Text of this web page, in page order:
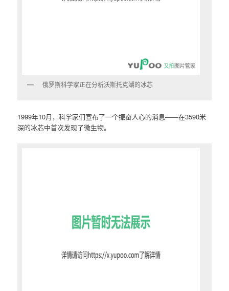
俄罗斯科学家正在分析沃斯托克湖的冰芯
1999年10月，科学家们宣布了一个振奋人心的消息——在3590米
深的冰芯中首次发现了微生物。